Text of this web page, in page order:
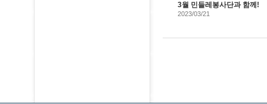
3월 민들레봉사단과 함께!
2023/03/21